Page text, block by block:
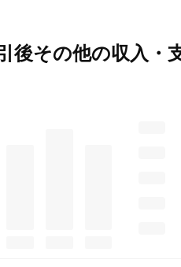
その他の収入・